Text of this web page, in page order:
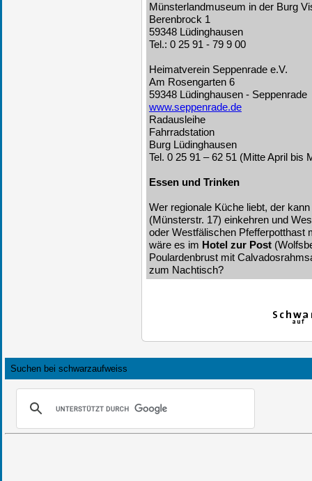
Münsterlandmuseum in der Burg
Berenbrock 1
59348 Lüdinghausen
Tel.: 0 25 91 - 79 9 00
Heimatverein Seppenrade e.V.
Am Rosengarten 6
59348 Lüdinghausen - Seppenrade
www.seppenrade.de
Radausleihe
Fahrradstation
Burg Lüdinghausen
Tel. 0 25 91 – 62 51 (Mitte April bis
Essen und Trinken
Wer regionale Küche liebt, der
(Münsterstr. 17) einkehren und
oder Westfälischen Pfefferpotthast
wäre es im Hotel zur Post
Poulardenbrust mit
zum Nachtisch?
Suchen bei schwarzaufweiss